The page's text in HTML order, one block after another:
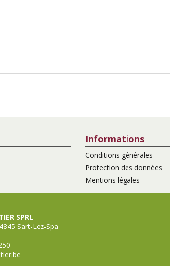
Informations
Conditions générales
Protection des données
Mentions légales
SPRL
Sart-Lez-Spa